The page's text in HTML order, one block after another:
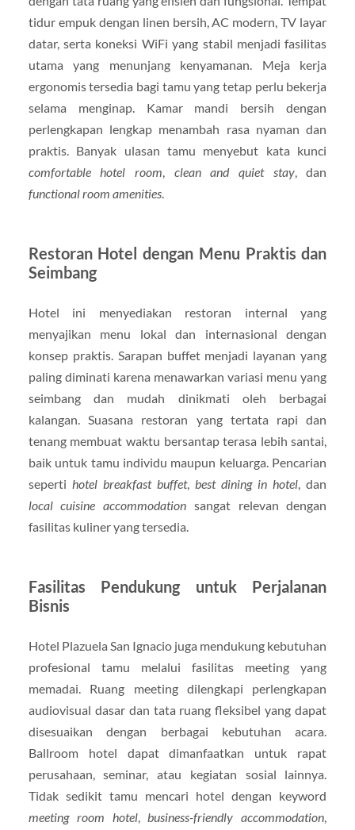
tidur empuk dengan linen bersih, AC modern, TV layar
datar, serta koneksi WiFi yang stabil menjadi fasilitas
utama yang menunjang kenyamanan. Meja kerja
ergonomis tersedia bagi tamu yang tetap perlu bekerja
selama menginap. Kamar mandi bersih dengan
perlengkapan lengkap menambah rasa nyaman dan
praktis. Banyak ulasan tamu menyebut kata kunci
comfortable hotel room, clean and quiet stay, dan
functional room amenities.
Restoran Hotel dengan Menu Praktis dan
Seimbang
Hotel ini menyediakan restoran internal yang
menyajikan menu lokal dan internasional dengan
konsep praktis. Sarapan buffet menjadi layanan yang
paling diminati karena menawarkan variasi menu yang
seimbang dan mudah dinikmati oleh berbagai
kalangan. Suasana restoran yang tertata rapi dan
tenang membuat waktu bersantap terasa lebih santai,
baik untuk tamu individu maupun keluarga. Pencarian
seperti hotel breakfast buffet,best dining in hotel, dan
local cuisine accommodation sangat relevan dengan
fasilitas kuliner yang tersedia.
Fasilitas Pendukung untuk Perjalanan
Bisnis
Hotel Plazuela San Ignacio juga mendukung kebutuhan
profesional tamu melalui fasilitas meeting yang
memadai. Ruang meeting dilengkapi perlengkapan
audiovisual dasar dan tata ruang fleksibel yang dapat
disesuaikan dengan berbagai kebutuhan acara.
Ballroom hotel dapat dimanfaatkan untuk rapat
perusahaan, seminar, atau kegiatan sosial lainnya.
Tidak sedikit tamu mencari hotel dengan keyword
meeting room hotel,business-friendly accommodation,